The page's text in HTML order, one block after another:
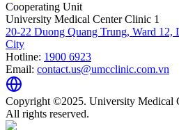
Cooperating Unit
University Medical Center Clinic 1
20-22 Duong Quang Trung, Ward
City
Hotline: 1900 6923
Email: contact.us@umcclinic.com.vn
Copyright ©2025. University Medical
All rights reserved.